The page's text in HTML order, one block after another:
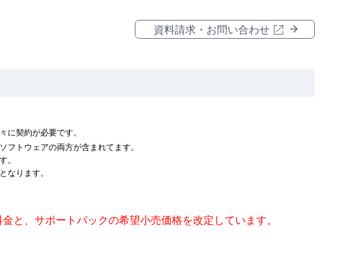
資料請求・お問い合わせ
に契約が必要です。
フトウェアの両方が含まれてます。
。
なります。
と、サポートパックの希望小売価格を改定しています。